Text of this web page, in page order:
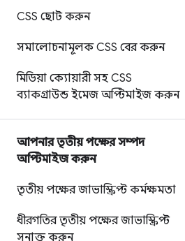
CSS ছোট করুন
সমালোচনামূলক CSS বের করুন
মিডিয়া ক্যোয়ারী সহ CSS
ব্যাকগ্রাউন্ড ইমেজ অপ্টিমাইজ করুন
আপনার তৃতীয় পক্ষের সম্পদ
অপ্টিমাইজ করুন
তৃতীয় পক্ষের জাভাস্ক্রিপ্ট কর্মক্ষমতা
ধীরগতির তৃতীয় পক্ষের জাভাস্ক্রিপ্ট
সনাক্ত করুন